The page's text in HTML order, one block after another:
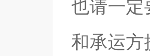
也请一定
和承运方